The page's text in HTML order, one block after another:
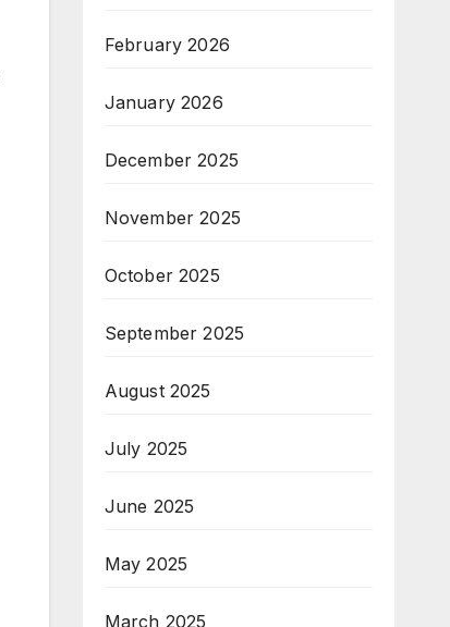
February 2026
January 2026
December 2025
November 2025
October 2025
September 2025
August 2025
July 2025
June 2025
May 2025
March 2025